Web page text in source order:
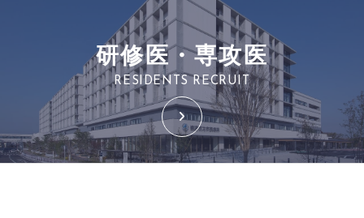
研修医・専攻医
RESIDENTS RECRUIT